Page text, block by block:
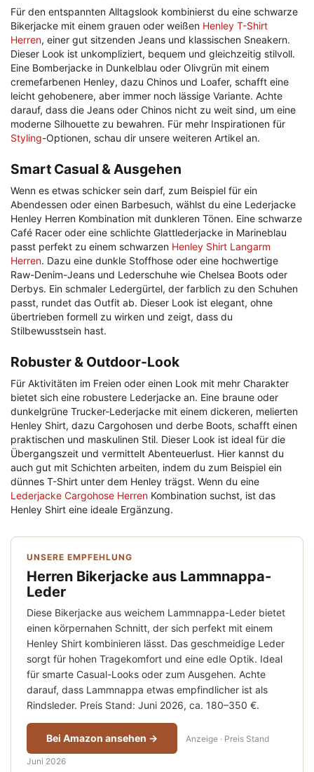
Für den entspannten Alltagslook kombinierst du eine schwarze
Bikerjacke mit einem grauen oder weißen Henley T-Shirt
Herren, einer gut sitzenden Jeans und klassischen Sneakern.
Dieser Look ist unkompliziert, bequem und gleichzeitig stilvoll.
Eine Bomberjacke in Dunkelblau oder Olivgrün mit einem
cremefarbenen Henley, dazu Chinos und Loafer, schafft eine
leicht gehobenere, aber immer noch lässige Variante. Achte
darauf, dass die Jeans oder Chinos nicht zu weit sind, um eine
moderne Silhouette zu bewahren. Für mehr Inspirationen für
Styling-Optionen, schau dir unsere weiteren Artikel an.
Smart Casual & Ausgehen
Wenn es etwas schicker sein darf, zum Beispiel für ein
Abendessen oder einen Barbesuch, wählst du eine Lederjacke
Henley Herren Kombination mit dunkleren Tönen. Eine schwarze
Café Racer oder eine schlichte Glattlederjacke in Marineblau
passt perfekt zu einem schwarzen Henley Shirt Langarm
Herren. Dazu eine dunkle Stoffhose oder eine hochwertige
Raw-Denim-Jeans und Lederschuhe wie Chelsea Boots oder
Derbys. Ein schmaler Ledergürtel, der farblich zu den Schuhen
passt, rundet das Outfit ab. Dieser Look ist elegant, ohne
übertrieben formell zu wirken und zeigt, dass du
Stilbewusstsein hast.
Robuster & Outdoor-Look
Für Aktivitäten im Freien oder einen Look mit mehr Charakter
bietet sich eine robustere Lederjacke an. Eine braune oder
dunkelgrüne Trucker-Lederjacke mit einem dickeren, melierten
Henley Shirt, dazu Cargohosen und derbe Boots, schafft einen
praktischen und maskulinen Stil. Dieser Look ist ideal für die
Übergangszeit und vermittelt Abenteuerlust. Hier kannst du
auch gut mit Schichten arbeiten, indem du zum Beispiel ein
dünnes T-Shirt unter dem Henley trägst. Wenn du eine
Lederjacke Cargohose Herren Kombination suchst, ist das
Henley Shirt eine ideale Ergänzung.
UNSERE EMPFEHLUNG
Herren Bikerjacke aus Lammnappa-
Leder
Diese Bikerjacke aus weichem Lammnappa-Leder bietet
einen körpernahen Schnitt, der sich perfekt mit einem
Henley Shirt kombinieren lässt. Das geschmeidige Leder
sorgt für hohen Tragekomfort und eine edle Optik. Ideal
für smarte Casual-Looks oder zum Ausgehen. Achte
darauf, dass Lammnappa etwas empfindlicher ist als
Rindsleder. Preis Stand: Juni 2026, ca. 180–350 €.
Bei Amazon ansehen → Anzeige · Preis Stand
Juni 2026